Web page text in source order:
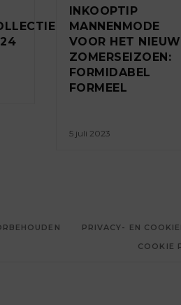
INKOOPTIP
MANNENMODE
VOOR HET
ZOMERSEIZOEN:
FORMIDABEL
FORMEEL
5 juli 2023
PRIVACY- EN
COOKIE